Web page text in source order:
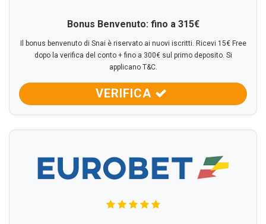
Bonus Benvenuto: fino a 315€
Il bonus benvenuto di Snai è riservato ai nuovi iscritti. Ricevi 15€ Free
dopo la verifica del conto + fino a 300€ sul primo deposito. Si
applicano T&C.
VERIFICA